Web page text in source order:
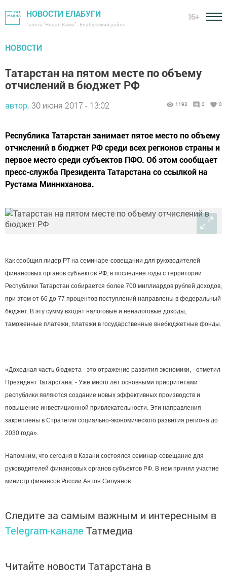
НОВОСТИ ЕЛАБУГИ
Газета "Новая Кама" - Елабужский район
16+
НОВОСТИ
Татарстан на пятом месте по объему
отчислений в бюджет РФ
автор, 30 июня 2017 - 13:02 1193 0 0
Республика Татарстан занимает пятое место по объему
отчислений в бюджет РФ среди всех регионов страны и
первое место среди субъектов ПФО. Об этом сообщает
пресс-служба Президента Татарстана со ссылкой на
Рустама Минниханова.
Как сообщил лидер РТ на семинаре-совещании для руководителей
финансовых органов субъектов РФ, в последние годы с территории
Республики Татарстан собирается более 700 миллиардов рублей доходов,
при этом от 66 до 77 процентов поступлений направлены в федеральный
бюджет. В эту сумму входят налоговые и неналоговые доходы,
таможенные платежи, платежи в государственные внебюджетные фонды.
«Доходная часть бюджета - это отражение развития экономики, - отметил
Президент Татарстана. - Уже много лет основными приоритетами
республики являются создание новых эффективных производств и
повышение инвестиционной привлекательности. Эти направления
закреплены в Стратегии социально-экономического развития региона до
2030 года».
Напомним, что сегодня в Казани состоялся семинар-совещание для
руководителей финансовых органов субъектов РФ. В нем принял участие
министр финансов России Антон Силуанов.
Следите за самым важным и интересным в
Telegram-канале Татмедиа
Читайте новости Татарстана в